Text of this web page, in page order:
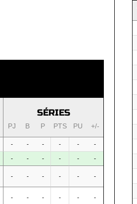
SÉRIES
PJ B P PTS PU +/-
- - - - - -
- - - - - -
- - - - - -
- - - - - -